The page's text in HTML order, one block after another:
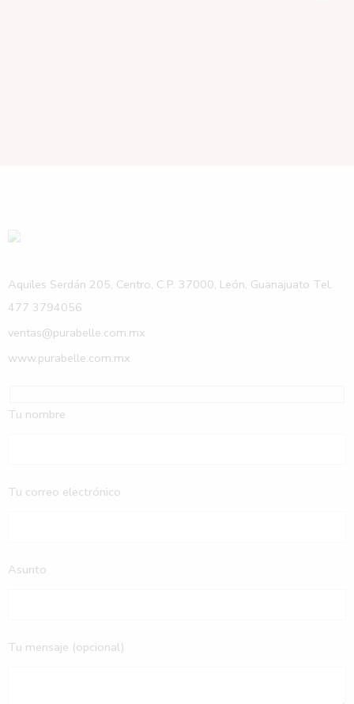
Aquiles Serdán 205, Centro, C.P. 37000, León, Guanajuato Tel.
477 3794056
ventas@purabelle.com.mx
www.purabelle.com.mx
Tu nombre
Tu correo electrónico
Asunto
Tu mensaje (opcional)